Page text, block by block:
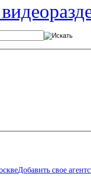
Добавить свое